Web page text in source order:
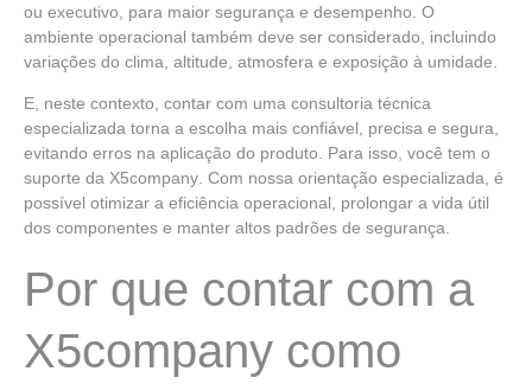
ou executivo, para maior segurança e desempenho. O
ambiente operacional também deve ser considerado, incluindo
variações do clima, altitude, atmosfera e exposição à umidade.
E, neste contexto, contar com uma consultoria técnica
especializada torna a escolha mais confiável, precisa e segura,
evitando erros na aplicação do produto. Para isso, você tem o
suporte da X5company. Com nossa orientação especializada, é
possível otimizar a eficiência operacional, prolongar a vida útil
dos componentes e manter altos padrões de segurança.
Por que contar com a
X5company como